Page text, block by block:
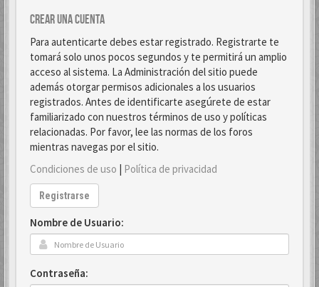
Crear una cuenta
Para autenticarte debes estar registrado. Registrarte te
tomará solo unos pocos segundos y te permitirá un amplio
acceso al sistema. La Administración del sitio puede
además otorgar permisos adicionales a los usuarios
registrados. Antes de identificarte asegúrete de estar
familiarizado con nuestros términos de uso y políticas
relacionadas. Por favor, lee las normas de los foros
mientras navegas por el sitio.
Condiciones de uso | Política de privacidad
Registrarse
Nombre de Usuario:
Contraseña: